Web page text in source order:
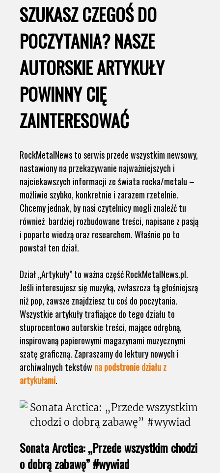
SZUKASZ CZEGOŚ DO
POCZYTANIA? NASZE
AUTORSKIE ARTYKUŁY
POWINNY CIĘ
ZAINTERESOWAĆ
RockMetalNews to serwis przede wszystkim newsowy,
nastawiony na przekazywanie najważniejszych i
najciekawszych informacji ze świata rocka/metalu –
możliwie szybko, konkretnie i zarazem rzetelnie.
Chcemy jednak, by nasi czytelnicy mogli znaleźć tu
również bardziej rozbudowane treści, napisane z pasją
i poparte wiedzą oraz researchem. Właśnie po to
powstał ten dział.
Dział „Artykuły” to ważna część RockMetalNews.pl.
Jeśli interesujesz się muzyką, zwłaszcza tą głośniejszą
niż pop, zawsze znajdziesz tu coś do poczytania.
Wszystkie artykuły trafiające do tego działu to
stuprocentowo autorskie treści, mające odrębną,
inspirowaną papierowymi magazynami muzycznymi
szatę graficzną. Zapraszamy do lektury nowych i
archiwalnych tekstów na podstronie działu z
artykułami.
Sonata Arctica: „Przede wszystkim chodzi
o dobrą zabawę” #wywiad